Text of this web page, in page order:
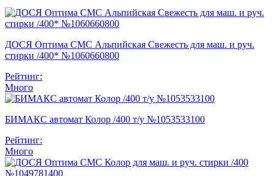
ДОСЯ Оптима СМС Альпийская Свежесть для маш. и руч.
стирки /400* №1060660800
Рейтинг:
Много
БИМАКС автомат Колор /400 т/у №1053533100
Рейтинг:
Много